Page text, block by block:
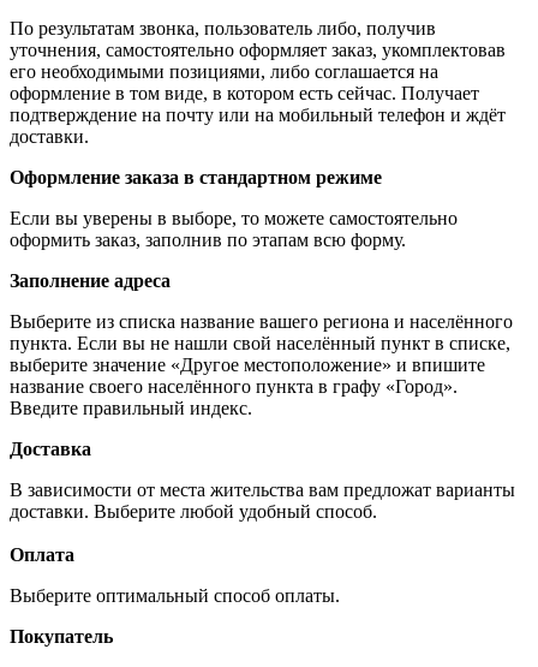
По результатам звонка, пользователь либо, получив
уточнения, самостоятельно оформляет заказ, укомплектовав
его необходимыми позициями, либо соглашается на
оформление в том виде, в котором есть сейчас. Получает
подтверждение на почту или на мобильный телефон и ждёт
доставки.
Оформление заказа в стандартном режиме
Если вы уверены в выборе, то можете самостоятельно
оформить заказ, заполнив по этапам всю форму.
Заполнение адреса
Выберите из списка название вашего региона и населённого
пункта. Если вы не нашли свой населённый пункт в списке,
выберите значение «Другое местоположение» и впишите
название своего населённого пункта в графу «Город».
Введите правильный индекс.
Доставка
В зависимости от места жительства вам предложат варианты
доставки. Выберите любой удобный способ.
Оплата
Выберите оптимальный способ оплаты.
Покупатель